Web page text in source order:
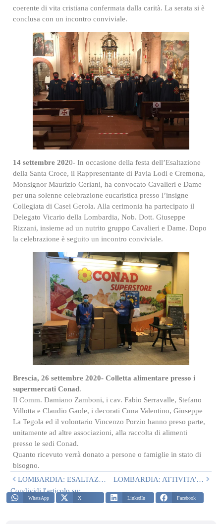
coerente di vita cristiana confermata dalla carità. La serata si è
conclusa con un incontro conviviale.
14 settembre 2020- In occasione della festa dell’Esaltazione
della Santa Croce, il Rappresentante di Pavia Lodi e Cremona,
Monsignor Maurizio Ceriani, ha convocato Cavalieri e Dame
per una solenne celebrazione eucaristica presso l’insigne
Collegiata di Casei Gerola. Alla cerimonia ha partecipato il
Delegato Vicario della Lombardia, Nob. Dott. Giuseppe
Rizzani, insieme ad un nutrito gruppo Cavalieri e Dame. Dopo
la celebrazione è seguito un incontro conviviale.
Brescia, 26 settembre 2020- Colletta alimentare presso i
supermercati Conad.
Il Comm. Damiano Zamboni, i cav. Fabio Serravalle, Stefano
Villotta e Claudio Gaole, i decorati Cuna Valentino, Giuseppe
La Tegola ed il volontario Vincenzo Porzio hanno preso parte,
unitamente ad altre associazioni, alla raccolta di alimenti
presso le sedi Conad.
Quanto ricevuto verrà donato a persone o famiglie in stato di
bisogno.
LOMBARDIA: ESALTAZIONE DELLA SANTA CROCE A SEREGNO
LOMBARDIA: ATTIVITA’ DI OTTOBRE
Condividi l'articolo su:
WhatsApp X LinkedIn Facebook